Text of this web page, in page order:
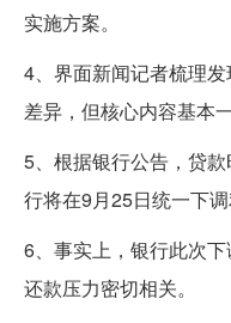
实施方案。
4、界面新闻记者梳理
差异，但核心内容基本一
5、根据银行公告，贷
行将在9月25日统一下调
6、事实上，银行此次
还款压力密切相关。